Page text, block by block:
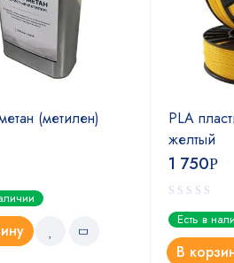
(метилен)
PLA
желтый
1 750Р
Есть в
В